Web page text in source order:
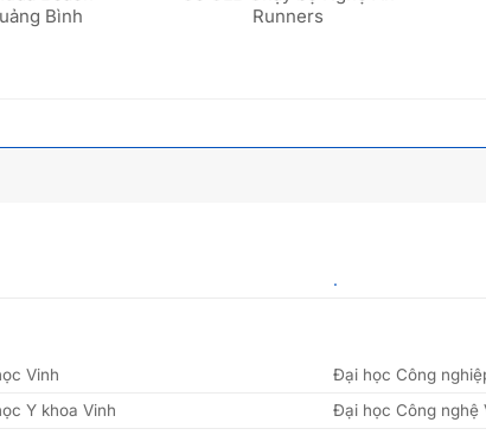
Bình
Runners
.
Vinh
Đại học Công
Y khoa Vinh Đại học Công nghệ